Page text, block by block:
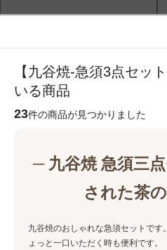
【九谷焼-急須3点セッ
いる商品
23件の商品が見つかりました
─ 九谷焼 急須三
された茶
九谷焼のおしゃれな急須セットです
ょっと一口いただく時も便利です。